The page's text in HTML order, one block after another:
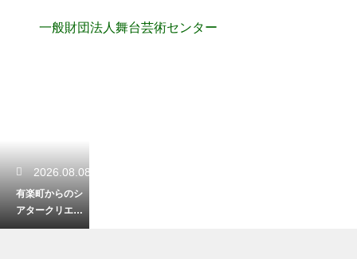
一般財団法人舞台芸術センター
2026.08.08
有楽町からのシ
アタークリエへ
のアクセス！迷